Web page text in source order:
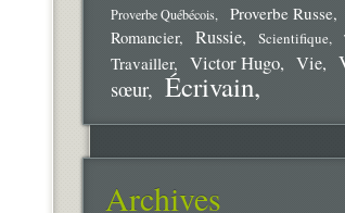
Proverbe Québécois Proverbe Russe
Romancier Russie Scientifique
Travailler Victor Hugo Vie
sœur
Écrivain
Archives